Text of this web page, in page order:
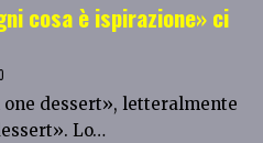
cosa è ispirazione» ci
one dessert», letteralmente
Lo…